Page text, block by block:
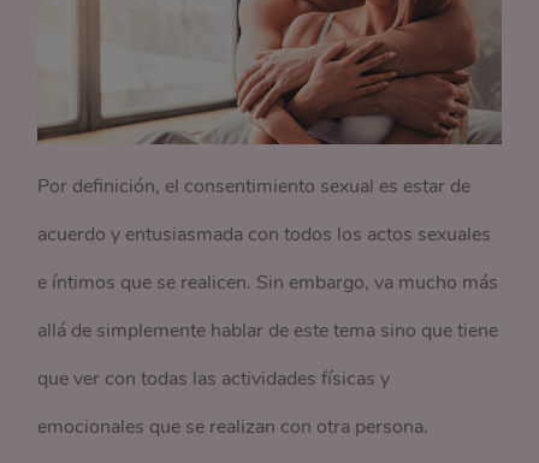
Por definición, el consentimiento sexual es estar de
acuerdo y entusiasmada con todos los actos sexuales
e íntimos que se realicen. Sin embargo, va mucho más
allá de simplemente hablar de este tema sino que tiene
que ver con todas las actividades físicas y
emocionales que se realizan con otra persona.